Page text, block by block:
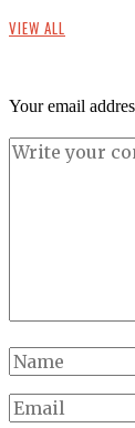
VIEW ALL
Your email